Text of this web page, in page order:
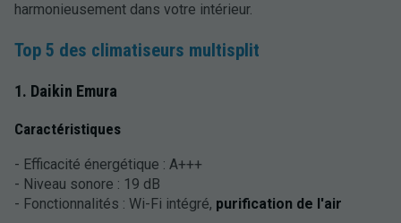
harmonieusement dans votre intérieur.
Top 5 des climatiseurs multisplit
1. Daikin Emura
Caractéristiques
- Efficacité énergétique : A+++
- Niveau sonore : 19 dB
- Fonctionnalités : Wi-Fi intégré, purification de l'air